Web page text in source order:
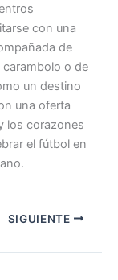
con una
de
o de
un destino
una oferta
los corazones
el fútbol en
SIGUIENTE